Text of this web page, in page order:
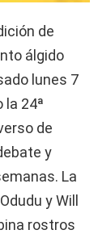
de
álgido
lunes 7
la 24ª
de
y
La
y Will
rostros